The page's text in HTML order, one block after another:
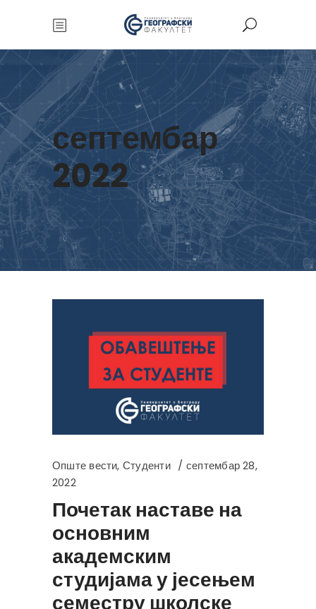
септембар
2022
Опште вести, Студенти
септембар 28,
2022
Почетак наставе на
основним
академским
студијама у јесењем
семестру школске